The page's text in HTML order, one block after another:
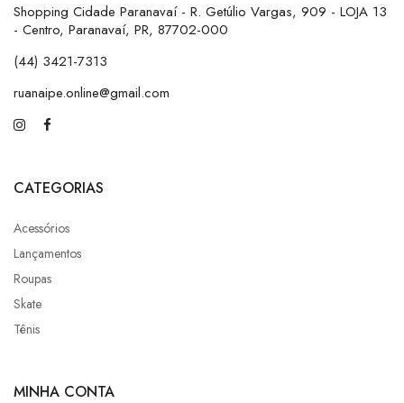
Shopping Cidade Paranavaí - R. Getúlio Vargas, 909 - LOJA 13
- Centro, Paranavaí, PR, 87702-000
(44) 3421-7313
ruanaipe.online@gmail.com
CATEGORIAS
Acessórios
Lançamentos
Roupas
Skate
Tênis
MINHA CONTA